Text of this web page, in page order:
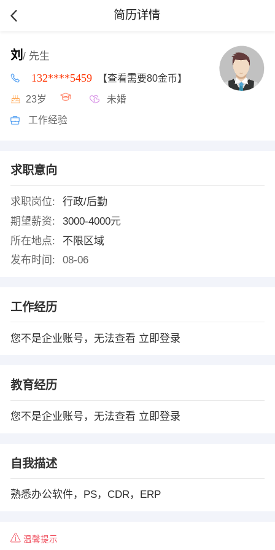
简历详情
刘 / 先生
132****5459 【查看需要80金币】
23岁 未婚
工作经验
求职意向
求职岗位:
行政/后勤
期望薪资:
3000-4000元
所在地点:
不限区域
发布时间:
08-06
工作经历
您不是企业账号，无法查看 立即登录
教育经历
您不是企业账号，无法查看 立即登录
自我描述
熟悉办公软件，PS，CDR，ERP
温馨提示